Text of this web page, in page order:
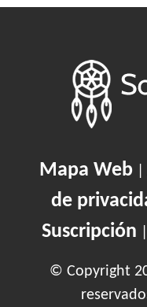
Mapa Web|
de
Suscripción
© Copyright